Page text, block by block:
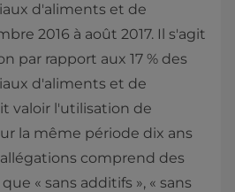
d'aliments et de
2016 à août 2017. Il s'agit
par rapport aux 17 % des
d'aliments et de
valoir l'utilisation de
la même période dix ans
comprend des
« sans additifs », « sans